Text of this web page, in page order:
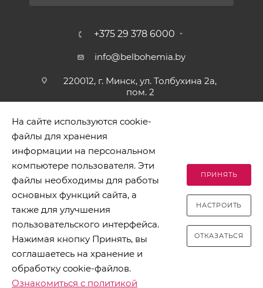
+375 29 378 6000
info@belbohemia.by
220012, г. Минск, ул. Толбухина 2а,
пом. 2
2026 © БЕЛБОГЕМИЯ (c). Оптовая торговля посудой и
хозяйственными товарами. Адрес: 220012, г. Минск, ул.
Толбухина 2а, пом. 2, телефон 8-017-378-60-00
Разработано в Clickmedia
На сайте используются cookie-
файлы для хранения
информации на персональном
компьютере пользователя. Эти
файлы необходимы для работы
основных функций сайта, а
также для улучшения
пользовательского интерфейса.
Нажимая кнопку Принять, вы
соглашаетесь на хранение и
обработку cookie-файлов.
Ознакомиться с политикой
ПРИНЯТЬ
НАСТРОИТЬ
ОТКАЗАТЬСЯ